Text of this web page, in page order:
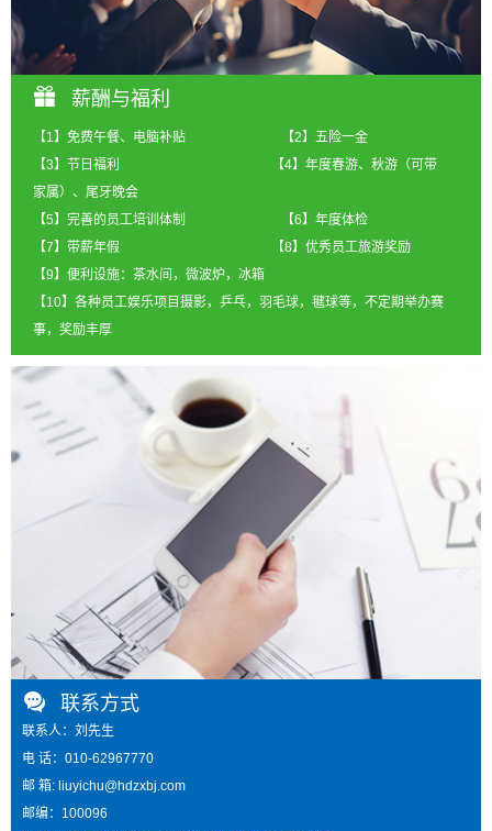
薪酬与福利
【1】免费午餐、电脑补贴 【2】五险一金
【3】节日福利 【4】年度春游、秋游（可带
家属）、尾牙晚会
【5】完善的员工培训体制 【6】年度体检
【7】带薪年假 【8】优秀员工旅游奖励
【9】便利设施：茶水间，微波炉，冰箱
【10】各种员工娱乐项目摄影，乒乓，羽毛球，毽球等，不定期举办赛
事，奖励丰厚
联系方式
联系人：刘先生
电 话：010-62967770
邮 箱: liuyichu@hdzxbj.com
邮编：100096